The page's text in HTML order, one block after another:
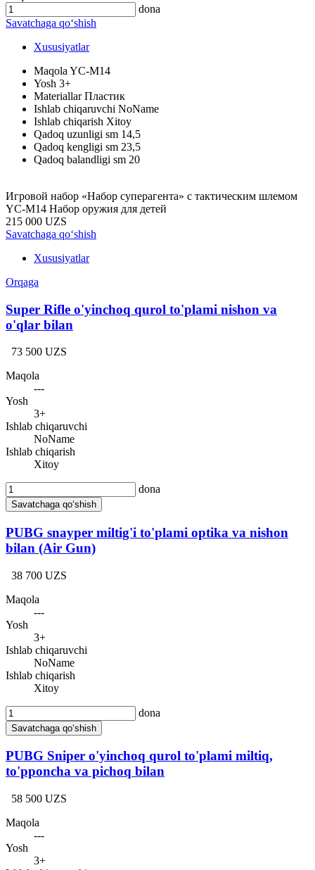
dona
Savatchaga qo‘shish
Xususiyatlar
Maqola YC-M14
Yosh 3+
MateriallarПластик
Ishlab chiqaruvchi NoName
Ishlab chiqarish Xitoy
Qadoq uzunligi sm 14,5
Qadoq kengligi sm 23,5
Qadoq balandligi sm 20
Игровой набор «Набор суперагента» с тактическим шлемом
YC-M14 Набор оружия для детей
215 000 UZS
Savatchaga qo‘shish
Xususiyatlar
Orqaga
Super Rifle o'yinchoq qurol to'plami nishon va
o'qlar bilan
73 500 UZS
Maqola
---
Yosh
3+
Ishlab chiqaruvchi
NoName
Ishlab chiqarish
Xitoy
dona
Savatchaga qo‘shish
PUBG snayper miltig'i to'plami optika va nishon
bilan (Air Gun)
38 700 UZS
Maqola
---
Yosh
3+
Ishlab chiqaruvchi
NoName
Ishlab chiqarish
Xitoy
dona
Savatchaga qo‘shish
PUBG Sniper o'yinchoq qurol to'plami miltiq,
to'pponcha va pichoq bilan
58 500 UZS
Maqola
---
Yosh
3+